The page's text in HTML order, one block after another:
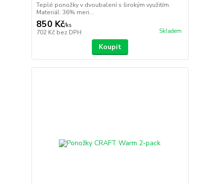
Teplé ponožky v dvoubalení s širokým využitím.
Materiál: 36% meri...
850 Kč/ks
702 Kč bez DPH Skladem
Koupit